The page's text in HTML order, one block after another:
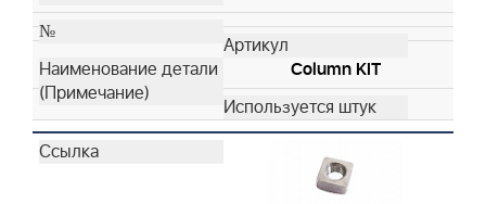
Column KIT